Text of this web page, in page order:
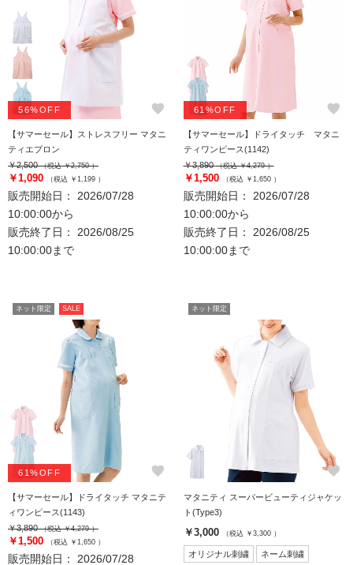
56%OFF favorite
【サマーセール】ストレスフリー マタニ
ティエプロン
￥2,500（税込 ￥2,750 ）
￥1,090 （税込 ￥1,199 ）
販売開始日： 2026/07/28
10:00:00から
販売終了日： 2026/08/25
10:00:00まで
61%OFF favorite
【サマーセール】ドライタッチ マタニ
ティワンピース(1142)
￥3,890（税込 ￥4,279 ）
￥1,500 （税込 ￥1,650 ）
販売開始日： 2026/07/28
10:00:00から
販売終了日： 2026/08/25
10:00:00まで
ネット限定 SALE
61%OFF favorite
【サマーセール】ドライタッチ マタニテ
ィワンピース(1143)
￥3,890（税込 ￥4,279 ）
￥1,500 （税込 ￥1,650 ）
販売開始日： 2026/07/28
ネット限定
favorite
マタニティ スーパービューティジャケッ
ト(Type3)
￥3,000 （税込 ￥3,300 ）
オリジナル刺繍 ネーム刺繍